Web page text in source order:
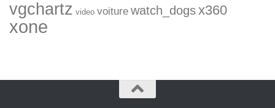
vgchartz video voiture watch_dogsx360
xone